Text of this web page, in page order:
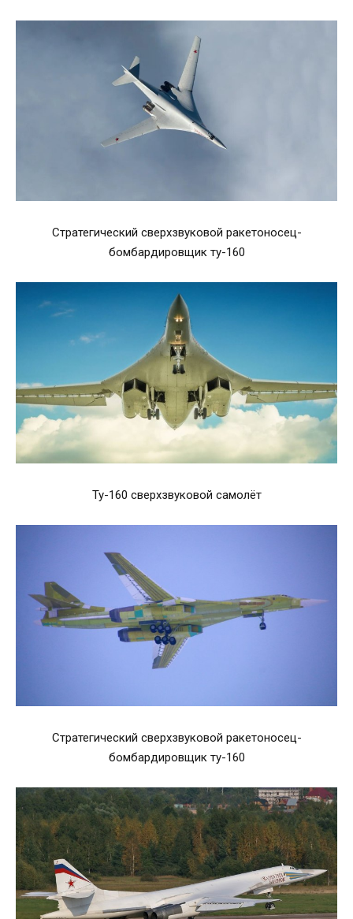
Стратегический сверхзвуковой ракетоносец-
бомбардировщик ту-160
Ту-160 сверхзвуковой самолёт
Стратегический сверхзвуковой ракетоносец-
бомбардировщик ту-160